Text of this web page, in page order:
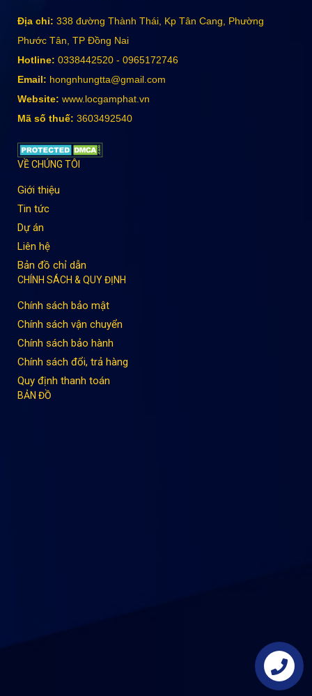
Địa chỉ: 338 đường Thành Thái, Kp Tân Cang, Phường
Phước Tân, TP Đồng Nai
Hotline: 0338442520 - 0965172746
Email: hongnhungtta@gmail.com
Website: www.locgamphat.vn
Mã số thuế: 3603492540
VỀ CHÚNG TÔI
Giới thiệu
Tin tức
Dự án
Liên hệ
Bản đồ chỉ dẫn
CHÍNH SÁCH & QUY ĐỊNH
Chính sách bảo mật
Chính sách vận chuyển
Chính sách bảo hành
Chính sách đổi, trả hàng
Quy định thanh toán
BẢN ĐỒ